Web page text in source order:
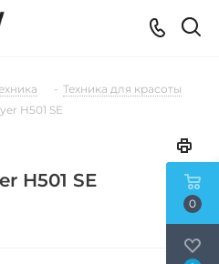
- Техника для красоты
H501 SE
H501 SE
0